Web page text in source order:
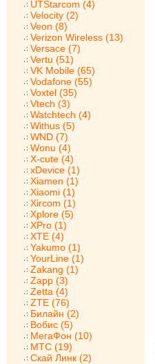
UTStarcom (4)
Velocity (2)
Veon (8)
Verizon Wireless (13)
Versace (7)
Vertu (51)
VK Mobile (65)
Vodafone (55)
Voxtel (35)
Vtech (3)
Watchtech (4)
Withus (5)
WND (7)
Wonu (4)
X-cute (4)
xDevice (1)
Xiamen (1)
Xiaomi (1)
Xircom (1)
Xplore (5)
XPro (1)
XTE (4)
Yakumo (1)
YourLine (1)
Zakang (1)
Zapp (3)
Zetta (4)
ZTE (76)
Билайн (2)
Вобис (5)
МегаФон (10)
МТС (19)
Скай Линк (2)